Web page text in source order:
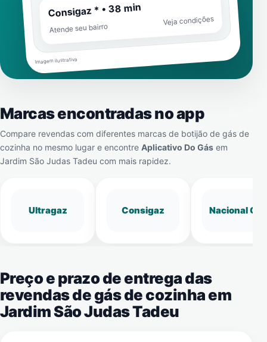
Consigaz * • 38 min
Atende seu bairro
Veja condições
Imagem ilustrativa
Marcas encontradas no app
Compare revendas com diferentes marcas de botijão de gás de
cozinha no mesmo lugar e encontre Aplicativo Do Gás em
Jardim São Judas Tadeu com mais rapidez.
Ultragaz Consigaz Nacional Gás
Preço e prazo de entrega das
revendas de gás de cozinha em
Jardim São Judas Tadeu